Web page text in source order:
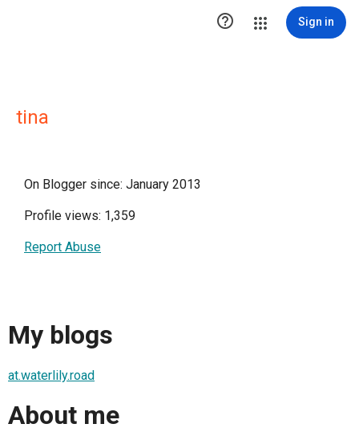
 Sign in
tina
On Blogger since: January 2013
Profile views: 1,359
Report Abuse
My blogs
at.waterlily.road
About me